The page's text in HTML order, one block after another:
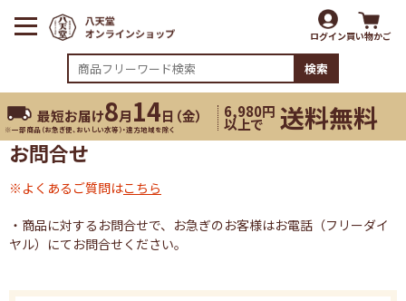
ログイン買い物かご
検索
最短お届け8月14日（金）
※一部商品（お急ぎ便、おいしい水等）・遠方地域を除く
6,980円
以上で 送料無料
お問合せ
※よくあるご質問はこちら
・商品に対するお問合せで、お急ぎのお客様はお電話（フリーダイ
ヤル）にてお問合せください。